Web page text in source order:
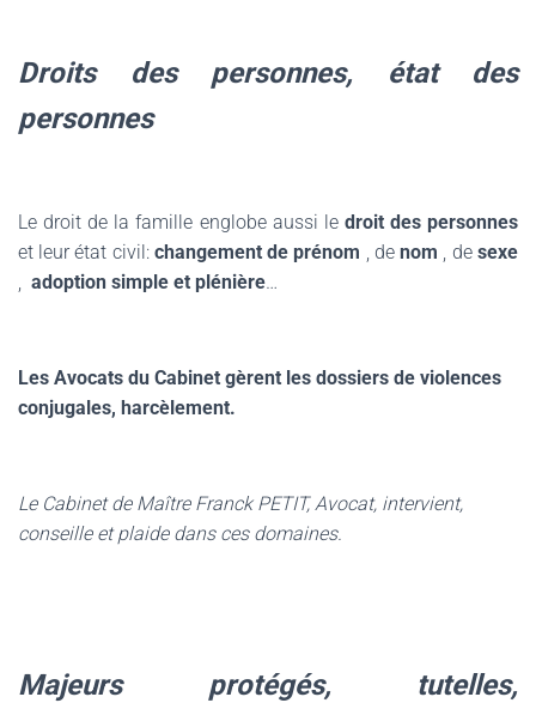
Droits des personnes, état des
personnes
Le droit de la famille englobe aussi le droit des personnes
et leur état civil: changement de prénom , denom , de sexe
, adoption simple et plénière…
Les Avocats du Cabinet gèrent les dossiers de violences
conjugales, harcèlement.
Le Cabinet de Maître Franck PETIT, Avocat, intervient,
conseille et plaide dans ces domaines.
Majeurs protégés, tutelles,